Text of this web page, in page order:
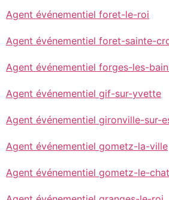
Agent événementiel foret-le-roi
Agent événementiel foret-sainte-
Agent événementiel forges-les-
Agent événementiel gif-sur-yvette
Agent événementiel gironville-sur-
Agent événementiel gometz-la-ville
Agent événementiel gometz-le-